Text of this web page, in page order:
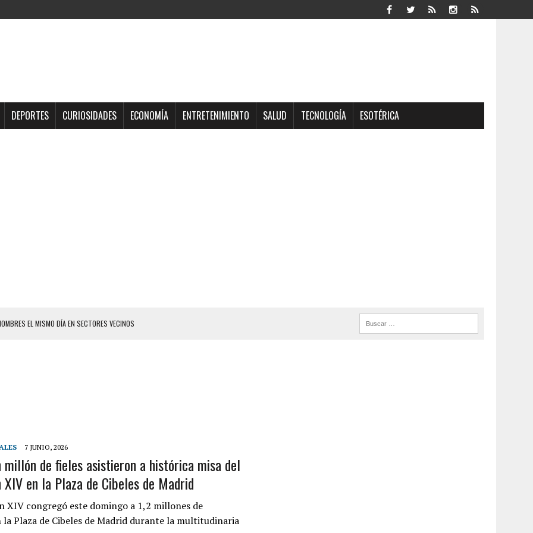
DEPORTES CURIOSIDADES ECONOMÍA ENTRETENIMIENTO SALUD TECNOLOGÍA ESOTÉRICA
EL MISMO DÍA EN SECTORES VECINOS
EL CUERPO DENTRO DE SU CASA
Y ABUSADA POR LA PAREJA DE SU ABUELA
VENEZOLANA EN REUNIÓN CON AMIGOS
DESENCADENÓ TRAGEDIA FAMILIAR
A UNA ADOLESCENTE DE 13 AÑOS TRAS ABUSAR DE ELLA
GRAN MAGNITUD EN ZONA INDUSTRIAL DE EL LLANITO
DE CHACAO
A SU PRIMA Y A OTRO FAMILIAR EN BOLÍVAR
7 JUNIO, 2026
millón de fieles asistieron a histórica misa del
XIV en la Plaza de Cibeles de Madrid
XIV congregó este domingo a 1,2 millones de
la Plaza de Cibeles de Madrid durante la multitudinaria